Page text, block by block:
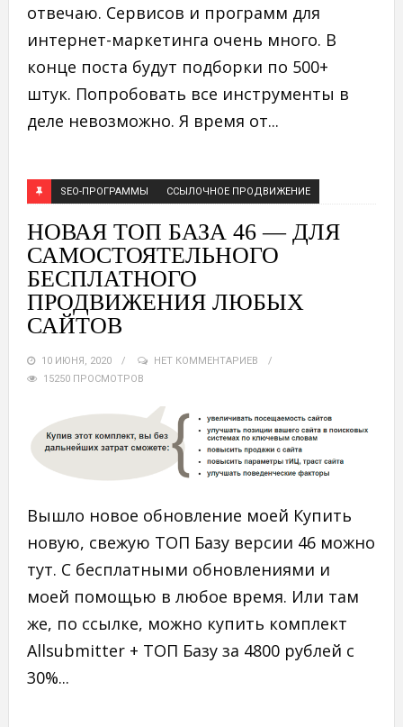
отвечаю. Сервисов и программ для
интернет-маркетинга очень много. В
конце поста будут подборки по 500+
штук. Попробовать все инструменты в
деле невозможно. Я время от...
SEO-ПРОГРАММЫ ССЫЛОЧНОЕ ПРОДВИЖЕНИЕ
НОВАЯ ТОП БАЗА 46 — ДЛЯ
САМОСТОЯТЕЛЬНОГО
БЕСПЛАТНОГО
ПРОДВИЖЕНИЯ ЛЮБЫХ
САЙТОВ
10 ИЮНЯ, 2020
НЕТ КОММЕНТАРИЕВ
15250 ПРОСМОТРОВ
Вышло новое обновление моей Купить
новую, свежую ТОП Базу версии 46 можно
тут. С бесплатными обновлениями и
моей помощью в любое время. Или там
же, по ссылке, можно купить комплект
Allsubmitter + ТОП Базу за 4800 рублей с
30%...